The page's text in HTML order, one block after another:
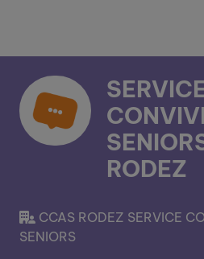
RODEZ
CCAS RODEZ SERVICE
SENIORS